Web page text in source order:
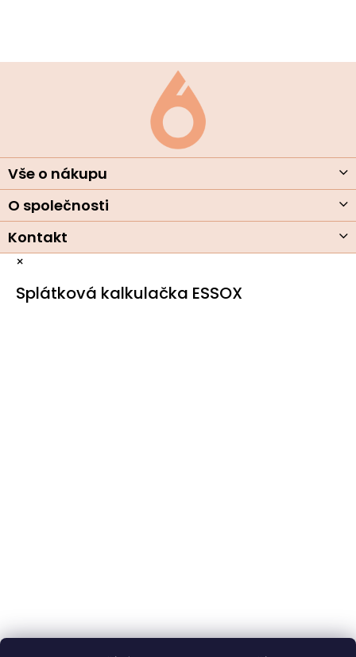
í
Vše o nákupu
O společnosti
Kontakt
×
Splátková kalkulačka ESSOX